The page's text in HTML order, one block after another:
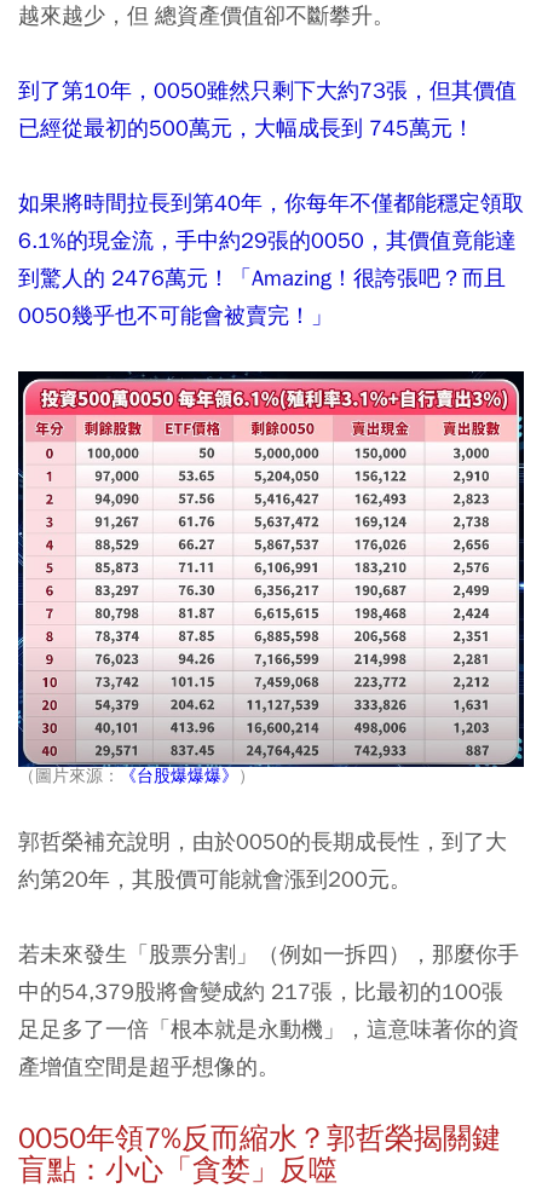
越來越少，但 總資產價值卻不斷攀升。
到了第10年，0050雖然只剩下大約73張，但其價值
已經從最初的500萬元，大幅成長到 745萬元！
如果將時間拉長到第40年，你每年不僅都能穩定領取
6.1%的現金流，手中約29張的0050，其價值竟能達
到驚人的 2476萬元！「Amazing！很誇張吧？而且
0050幾乎也不可能會被賣完！」
（圖片來源： 《台股爆爆爆》 ）
郭哲榮補充說明，由於0050的長期成長性，到了大
約第20年，其股價可能就會漲到200元。
若未來發生「股票分割」（例如一拆四），那麼你手
中的54,379股將會變成約 217張，比最初的100張
足足多了一倍「根本就是永動機」，這意味著你的資
產增值空間是超乎想像的。
0050年領7%反而縮水？郭哲榮揭關鍵
盲點：小心「貪婪」反噬